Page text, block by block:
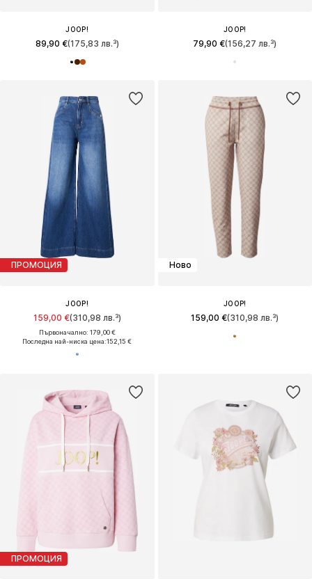
JOOP!
89,90 €(175,83 лв.³)
JOOP!
79,90 €(156,27 лв.³)
ПРОМОЦИЯ
JOOP!
159,00 €(310,98 лв.³)
Първоначално: 179,00 €
Последна най-ниска цена:152,15 €
Ново
JOOP!
159,00 €(310,98 лв.³)
ПРОМОЦИЯ